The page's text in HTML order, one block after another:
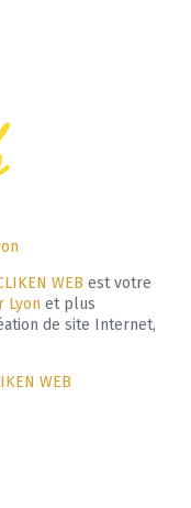
WEB est votre
Lyon et plus
de site Internet,
WEB